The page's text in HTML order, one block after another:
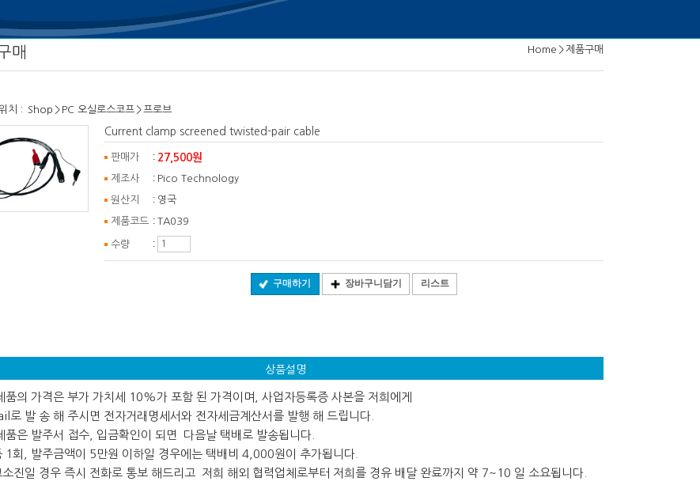
Home > 제품구매
매
치 : Shop > PC 오실로스코프 >프로브
Current clamp screened twisted-pair cable
판매가 : 27,500원
제조사 : Pico Technology
원산지 : 영국
제품코드 : TA039
수량 :
구매하기 장바구니담기 리스트
상품설명
품의 가격은 부가 가치세 10%가 포함 된 가격이며, 사업자등록증 사본을 저희에게
발 송 해 주시면 전자거래명세서와 전자세금계산서를 발행 해 드립니다.
품은 발주서 접수, 입금확인이 되면 다음날 택배로 발송됩니다.
1회, 발주금액이 5만원 이하일 경우에는 택배비 4,000원이 추가됩니다.
진일 경우 즉시 전화로 통보 해드리고 저희 해외 협력업체로부터 저희를 경유 배달 완료까지 약 7~10 일 소요됩니다.